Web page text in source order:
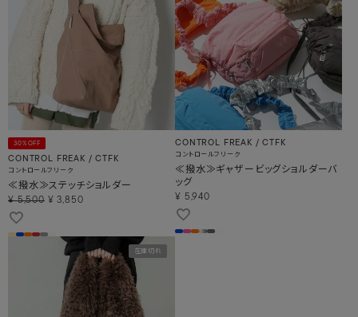
30%OFF
CONTROL FREAK / CTFK
コントロールフリーク
≪撥水≫ステッチショルダー
¥ 5,500 ¥ 3,850
CONTROL FREAK / CTFK
コントロールフリーク
≪撥水≫ギャザービッグショルダーバ
ッグ
¥ 5,940
在庫切れ